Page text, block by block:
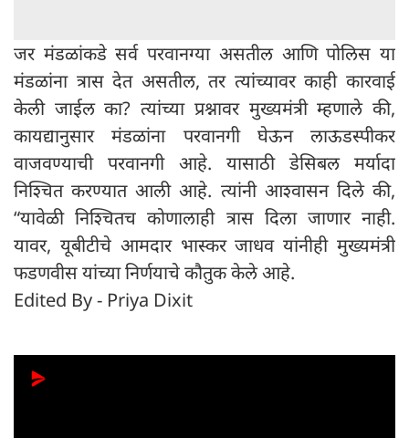
जर मंडळांकडे सर्व परवानग्या असतील आणि पोलिस या
मंडळांना त्रास देत असतील, तर त्यांच्यावर काही कारवाई
केली जाईल का? त्यांच्या प्रश्नावर मुख्यमंत्री म्हणाले की,
कायद्यानुसार मंडळांना परवानगी घेऊन लाऊडस्पीकर
वाजवण्याची परवानगी आहे. यासाठी डेसिबल मर्यादा
निश्चित करण्यात आली आहे. त्यांनी आश्वासन दिले की,
“यावेळी निश्चितच कोणालाही त्रास दिला जाणार नाही.
यावर, यूबीटीचे आमदार भास्कर जाधव यांनीही मुख्यमंत्री
फडणवीस यांच्या निर्णयाचे कौतुक केले आहे.
Edited By - Priya Dixit